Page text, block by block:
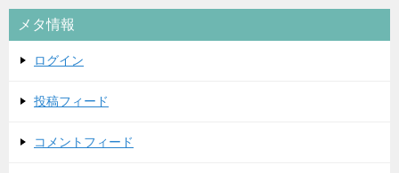
リ
ー
メタ情報
ログイン
投稿フィード
コメントフィード